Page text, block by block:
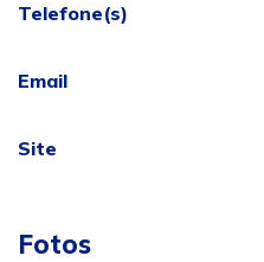
Telefone(s)
Email
Site
Fotos